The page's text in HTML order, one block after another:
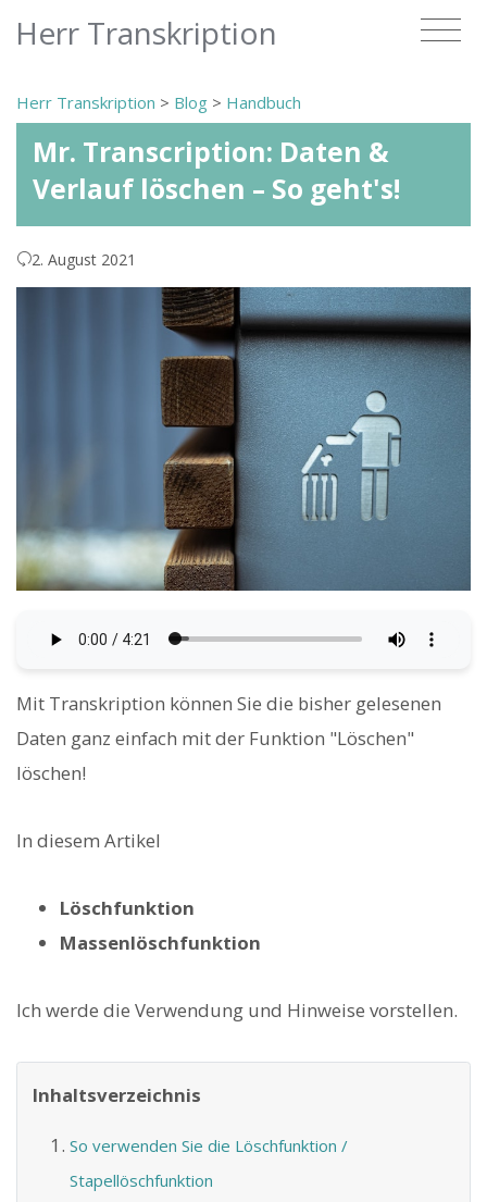
Herr Transkription
Herr Transkription > Blog > Handbuch
Mr. Transcription: Daten &
Verlauf löschen – So geht's!
2. August 2021
Mit Transkription können Sie die bisher gelesenen
Daten ganz einfach mit der Funktion "Löschen"
löschen!
In diesem Artikel
Löschfunktion
Massenlöschfunktion
Ich werde die Verwendung und Hinweise vorstellen.
Inhaltsverzeichnis
So verwenden Sie die Löschfunktion /
Stapellöschfunktion